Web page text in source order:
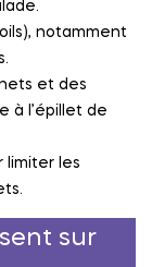
notamment
et des
à l’épillet de
limiter les
sur